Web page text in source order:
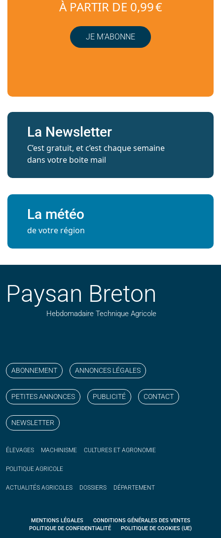
À PARTIR DE 0,99 €
JE M’ABONNE
La Newsletter
C’est gratuit, et c’est chaque semaine
dans votre boite mail
La météo
de votre région
Paysan Breton
Hebdomadaire Technique Agricole
ABONNEMENT ANNONCES LÉGALES
PETITES ANNONCES PUBLICITÉ CONTACT
NEWSLETTER
ÉLEVAGES MACHINISME CULTURES ET AGRONOMIE
POLITIQUE AGRICOLE
ACTUALITÉS AGRICOLES DOSSIERS DÉPARTEMENT
MENTIONS LÉGALES
CONDITIONS GÉNÉRALES DES VENTES
POLITIQUE DE CONFIDENTIALITÉ
POLITIQUE DE COOKIES (UE)